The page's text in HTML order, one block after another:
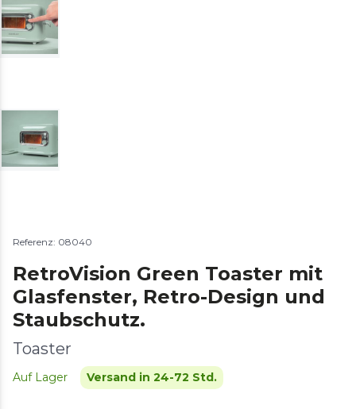
Referenz: 08040
RetroVision Green Toaster mit
Glasfenster, Retro-Design und
Staubschutz.
Toaster
Auf Lager Versand in 24-72 Std.